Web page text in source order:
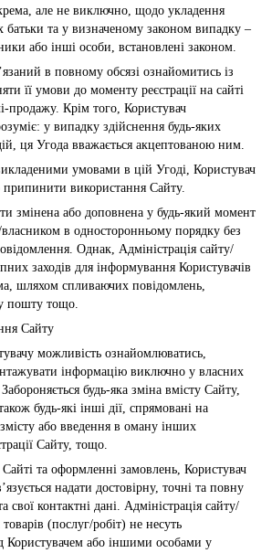
але не виключно, щодо укладення
батьки та у визначеному законом випадку –
або інші особи, встановлені законом.
в повному обсязі ознайомитись із
її умови до моменту реєстрації на сайті
продажу. Крім того, Користувач
у випадку здійснення будь-яких
ця Угода вважається акцептованою ним.
умовами в цій Угоді, Користувач
припинити використання Сайту.
змінена або доповнена у будь-який момент
в односторонньому порядку без
Однак, Адміністрація сайту/
заходів для інформування Користувачів
шляхом спливаючих повідомлень,
пошту тощо.
Сайту
можливість ознайомлюватись,
інформацію виключно у власних
будь-яка зміна вмісту Сайту,
будь-які інші дії, спрямовані на
або введення в оману інших
Сайту, тощо.
та оформленні замовлень, Користувач
надати достовірну, точні та повну
свої контактні дані. Адміністрація сайту/
(послуг/робіт) не несуть
Користувачем або іншими особами у